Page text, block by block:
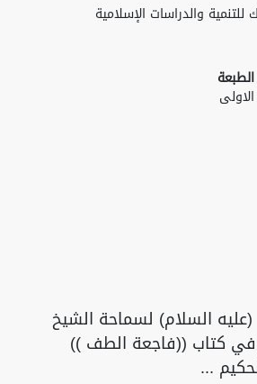
للتنمية والدراسات الإسلامية
الطبعة
الاولى
السلام) لسماحة الشيخ
بما ورد في كتاب ((فاجعة الطف ))
...